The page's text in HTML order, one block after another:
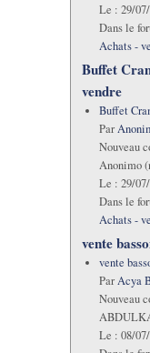
Le : 29/
Dans le
Achats -
Buffet
vendre
Buffet
Par
Nouveau
Anonimo
Le : 29/
Dans le
Achats -
vente
vente
ParAcya
Nouveau
Le : 08/